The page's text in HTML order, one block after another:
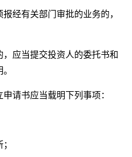
有关部门审批的业务的，
应当提交投资人的委托书和
书应当载明下列事项：